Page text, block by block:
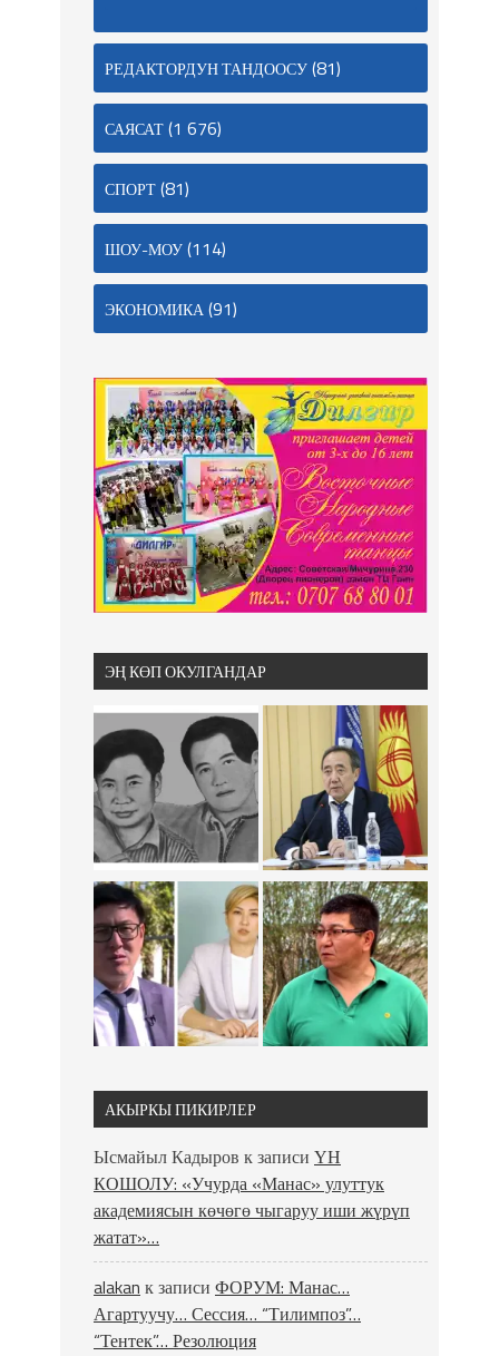
РЕДАКТОРДУН ТАНДООСУ(81)
САЯСАТ(1 676)
СПОРТ(81)
ШОУ-МОУ(114)
ЭКОНОМИКА(91)
ЭҢ КӨП ОКУЛГАНДАР
АКЫРКЫ ПИКИРЛЕР
Ысмайыл Кадыров к записи ҮН
КОШОЛУ: «Учурда «Манас» улуттук
академиясын көчөгө чыгаруу иши жүрүп
жатат»…
alakan к записи ФОРУМ: Манас…
Агартуучу… Сессия… “Тилимпоз”…
“Тентек”… Резолюция